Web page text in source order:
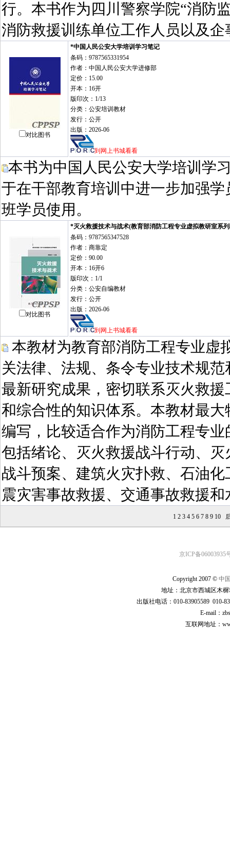
行。本书作为四川警察学院“消防
消防救援训练单位工作人员以及
对比图书
*中国人民公安大学培训学习笔记
条码：9787565331954
作者：中国人民公安大学进修部
定价：15.00
开本：16开
版印次：1/13
分类：公安培训教材
发行：公开
出版：2026-06
到网上书城看看
本书为中国人民公安大学培训学
于在干部教育培训中进一步加强
班学员使用。
对比图书
*灭火救援技术与战术(教育部消防工程专业虚拟教研室系
条码：9787565347528
作者：商靠定
定价：90.00
开本：16开6
版印次：1/1
分类：公安自编教材
发行：公开
出版：2026-06
到网上书城看看
本教材为教育部消防工程专业虚
关法律、法规、条令专业技术规
最新研究成果，密切联系灭火救
和综合性的知识体系。本教材最
编写，比较适合作为消防工程专
包括绪论、灭火救援战斗行动、
战斗预案、建筑火灾扑救、石油
震灾害事故救援、交通事故救援
1 2 3 4 5 6 7 8 9 10
京ICP备06003935
Copyright 2007 © 中
地址：北京市西城区木
出版社电话：010-83905589 010-
E-mail：
互联网地址：